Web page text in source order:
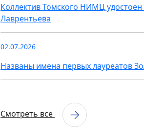
Коллектив Томского НИМЦ
Лаврентьева
02.07.2026
Названы имена первых лауреатов
Смотреть все